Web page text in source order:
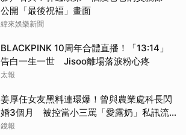
公開「最後祝褔」畫面
緯來娛樂新聞
BLACKPINK 10周年合體直播！「13:14」
告白一生一世 Jisoo離場落淚粉心疼
太報
姜厚任女友黑料連環爆！曾與農業處科長閃
婚3個月 被控當小三罵「愛露奶」私訊流
出
鏡報